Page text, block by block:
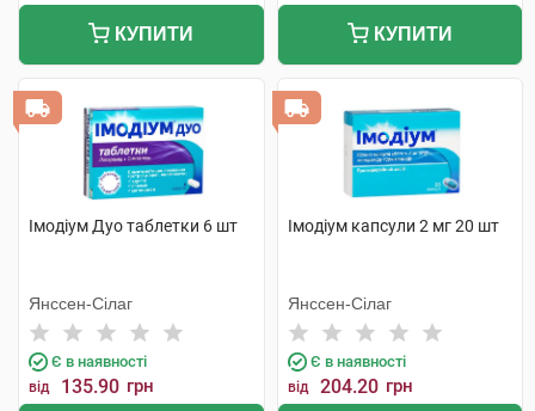
КУПИТИ КУПИТИ
Імодіум Дуо таблетки 6 шт
Янссен-Сілаг
Є в наявності
від 135.90 грн
Імодіум капсули 2 мг 20 шт
Янссен-Сілаг
Є в наявності
від 204.20 грн